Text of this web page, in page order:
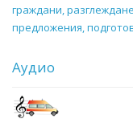
граждани,
предложения,
Аудио